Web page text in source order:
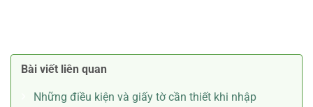
Bài viết liên quan
Những điều kiện và giấy tờ cần thiết khi nhập